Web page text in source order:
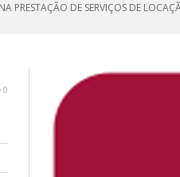
PRESTAÇÃO DE SERVIÇOS DE
0